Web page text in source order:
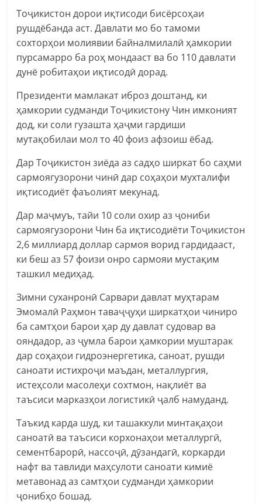
Тоҷикистон дорои иқтисоди бисёрсоҳаи
рушдёбанда аст. Давлати мо бо тамоми
сохторҳои молиявии байналмилалӣ ҳамкории
пурсамарро ба роҳ мондааст ва бо 110 давлати
дунё робитаҳои иқтисодӣ дорад.
Президенти мамлакат иброз доштанд, ки
ҳамкории судманди Тоҷикистону Чин имконият
дод, ки соли гузашта ҳаҷми гардиши
мутақобилаи мол то 40 фоиз афзоиш ёбад.
Дар Тоҷикистон зиёда аз садҳо ширкат бо саҳми
сармоягузорони чинӣ дар соҳаҳои мухталифи
иқтисодиёт фаъолият мекунад.
Дар маҷмуъ, тайи 10 соли охир аз ҷониби
сармоягузорони Чин ба иқтисодиёти Тоҷикистон
2,6 миллиард доллар сармоя ворид гардидааст,
ки беш аз 57 фоизи онро сармояи мустақим
ташкил медиҳад.
Зимни суханронӣ Сарвари давлат муҳтарам
Эмомалӣ Раҳмон таваҷҷуҳи ширкатҳои чиниро
ба самтҳои барои ҳар ду давлат судовар ва
ояндадор, аз ҷумла барои ҳамкории муштарак
дар соҳаҳои гидроэнергетика, саноат, рушди
саноати истихроҷи маъдан, металлургия,
истеҳсоли масолеҳи сохтмон, нақлиёт ва
таъсиси марказҳои логистикӣ ҷалб намуданд.
Таъкид карда шуд, ки ташаккули минтақаҳои
саноатӣ ва таъсиси корхонаҳои металлургӣ,
сементбарорӣ, нассоҷӣ, дӯзандагӣ, коркарди
нафт ва тавлиди маҳсулоти саноати кимиё
метавонад аз самтҳои судманди ҳамкории
ҷонибҳо бошад.